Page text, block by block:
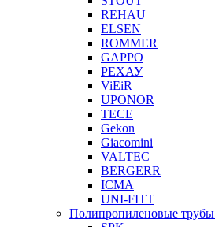
REHAU
ELSEN
ROMMER
GAPPO
РЕХАУ
ViEiR
UPONOR
TECE
Gekon
Giacomini
VALTEC
BERGERR
ICMA
UNI-FITT
Полипропиленовые трубы